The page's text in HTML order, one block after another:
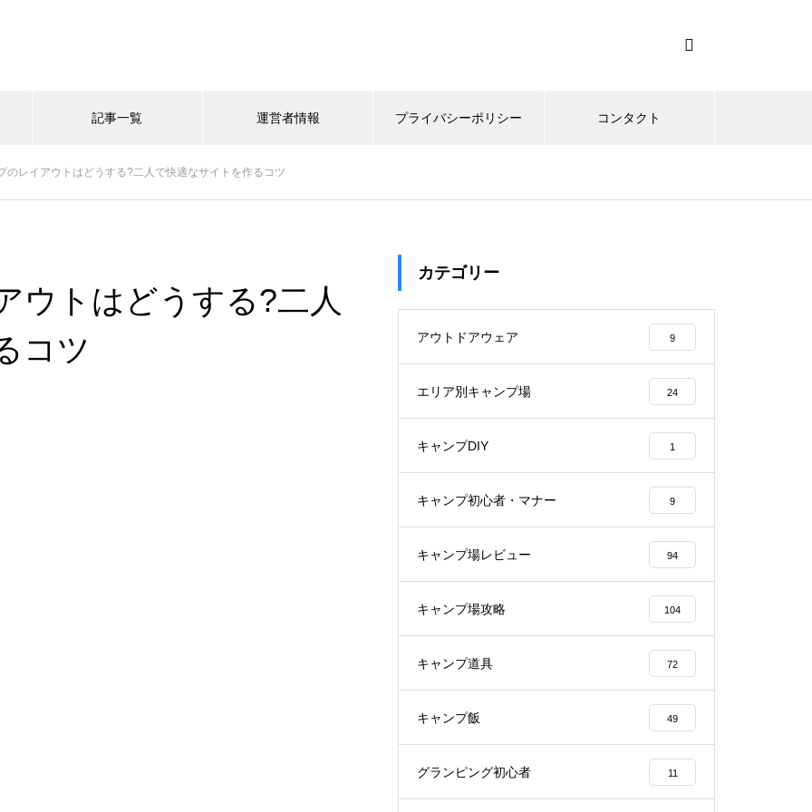
記事一覧 運営者情報 プライバシーポリシー コンタクト
のレイアウトはどうする?二人で快適なサイトを作るコツ
ウトはどうする?二人
コツ
カテゴリー
アウトドアウェア 9
エリア別キャンプ場 24
キャンプDIY 1
キャンプ初心者・マナー 9
キャンプ場レビュー 94
キャンプ場攻略 104
キャンプ道具 72
キャンプ飯 49
グランピング初心者 11